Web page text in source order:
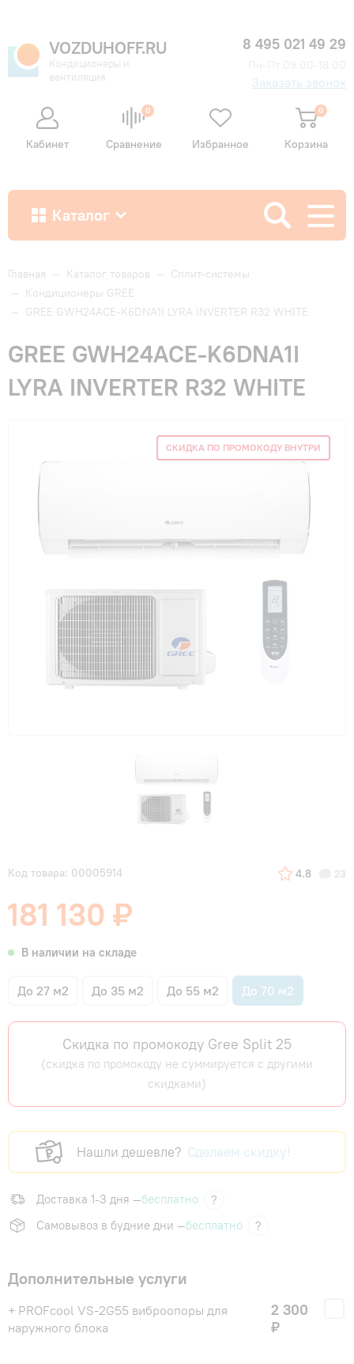
VOZDUHOFF.RU
Кондиционеры и
вентиляция
8 495 021 49 29
Заказать звонок
Кабинет
0
Сравнение Избранное
0
Корзина
Каталог
Как купить
Доставка и оплата
Гарантия и сервис
Контакты
Акции
Главная — Каталог товаров — Сплит-системы
— Кондиционеры GREE
— GREE GWH24ACE-K6DNA1I LYRA INVERTER R32 WHITE
GREE GWH24ACE-K6DNA1I
LYRA INVERTER R32 WHITE
СКИДКА ПО ПРОМОКОДУ ВНУТРИ
Код товара: 00005914 4.8 23
181 130 ₽
В наличии на складе
До 27 м2 До 35 м2 До 55 м2 До 70 м2
Скидка по промокоду Gree Split 25
(скидка по промокоду не суммируется с другими
скидками)
Нашли дешевле? Сделаем скидку!
Доставка 1-3 дня —бесплатно
?
Самовывоз в будние дни —бесплатно ?
Дополнительные услуги
+ PROFcool VS-2G55 виброопоры для
наружного блока
2 300
₽